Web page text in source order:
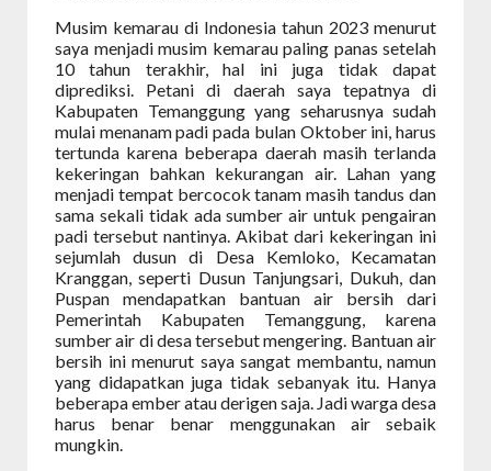
Musim kemarau di Indonesia tahun 2023 menurut
saya menjadi musim kemarau paling panas setelah
10 tahun terakhir, hal ini juga tidak dapat
diprediksi. Petani di daerah saya tepatnya di
Kabupaten Temanggung yang seharusnya sudah
mulai menanam padi pada bulan Oktober ini, harus
tertunda karena beberapa daerah masih terlanda
kekeringan bahkan kekurangan air. Lahan yang
menjadi tempat bercocok tanam masih tandus dan
sama sekali tidak ada sumber air untuk pengairan
padi tersebut nantinya. Akibat dari kekeringan ini
sejumlah dusun di Desa Kemloko, Kecamatan
Kranggan, seperti Dusun Tanjungsari, Dukuh, dan
Puspan mendapatkan bantuan air bersih dari
Pemerintah Kabupaten Temanggung, karena
sumber air di desa tersebut mengering. Bantuan air
bersih ini menurut saya sangat membantu, namun
yang didapatkan juga tidak sebanyak itu. Hanya
beberapa ember atau derigen saja. Jadi warga desa
harus benar benar menggunakan air sebaik
mungkin.